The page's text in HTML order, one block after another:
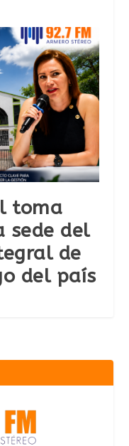
toma
sede del
de
del país